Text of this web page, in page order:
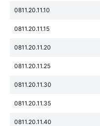
0811.20.11.10
0811.20.11.15
0811.20.11.20
0811.20.11.25
0811.20.11.30
0811.20.11.35
0811.20.11.40